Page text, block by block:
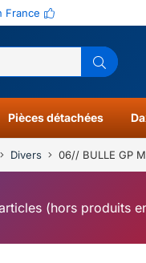
France
Pièces détachées
Divers 06// BULLE GP
(hors produits